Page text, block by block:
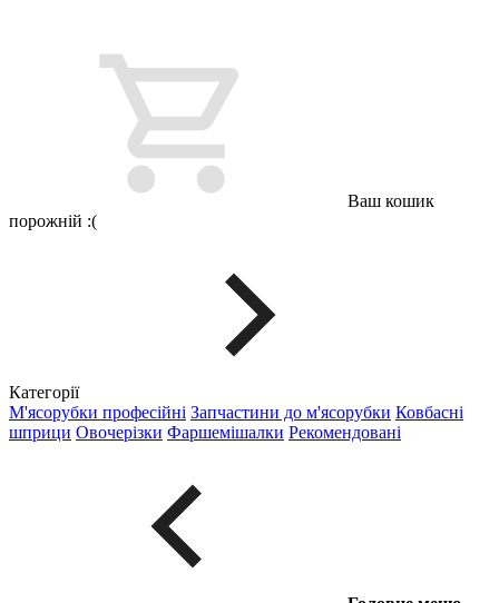
Ваш кошик
порожній :(
Категорії
М'ясорубки професійні Запчастини до м'ясорубки Ковбасні
шприци Овочерізки Фаршемішалки Рекомендовані